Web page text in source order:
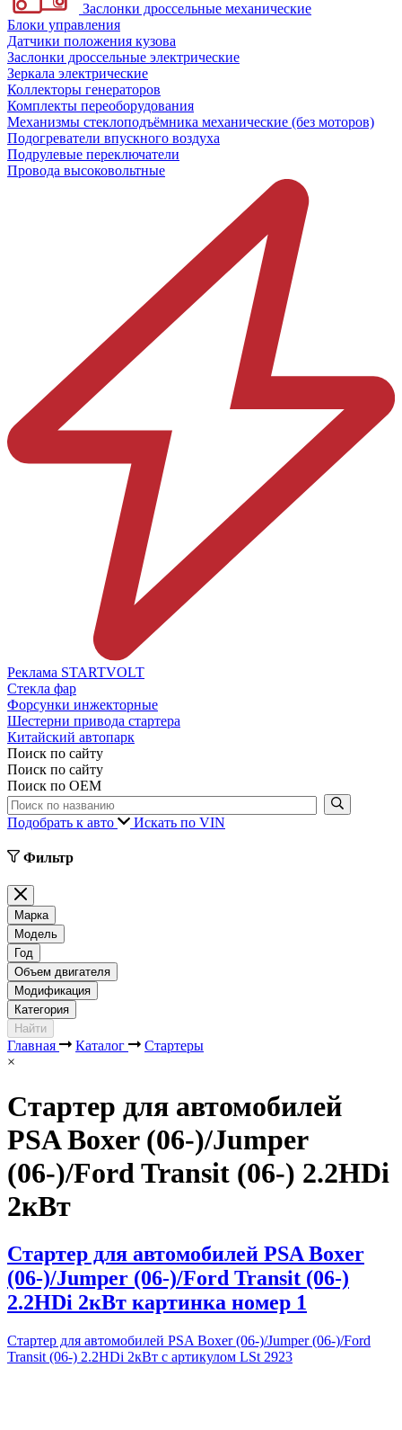
Заслонки дроссельные механические
Блоки управления
Датчики положения кузова
Заслонки дроссельные электрические
Зеркала электрические
Коллекторы генераторов
Комплекты переоборудования
Механизмы стеклоподъёмника механические (без моторов)
Подогреватели впускного воздуха
Подрулевые переключатели
Провода высоковольтные
Реклама STARTVOLT
Стекла фар
Форсунки инжекторные
Шестерни привода стартера
Китайский автопарк
Поиск по сайту
Поиск по сайту
Поиск по ОЕМ
Подобрать к авто Искать по VIN
Фильтр
Марка
Модель
Год
Объем двигателя
Модификация
Категория
Найти
Главная Каталог
Стартеры
×
Стартер для автомобилей
PSA Boxer (06-)/Jumper
(06-)/Ford Transit (06-) 2.2HDi
2кВт
Стартер для автомобилей PSA Boxer
(06-)/Jumper (06-)/Ford Transit (06-)
2.2HDi 2кВт картинка номер 1
Стартер для автомобилей PSA Boxer (06-)/Jumper (06-)/Ford
Transit (06-) 2.2HDi 2кВт с артикулом LSt 2923